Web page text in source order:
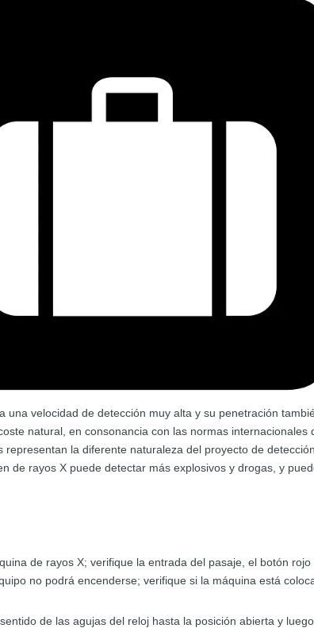
velocidad de detección muy alta y su penetración
natural, en consonancia con las normas
la diferente naturaleza del proyecto de
de rayos X puede detectar más explosivos y drogas, y
de rayos X; verifique la entrada del pasaje, el botón
no podrá encenderse; verifique si la máquina está
de las agujas del reloj hasta la posición abierta y